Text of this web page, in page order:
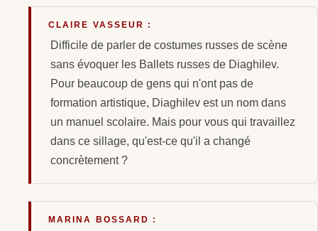
CLAIRE VASSEUR :
Difficile de parler de costumes russes de scène
sans évoquer les Ballets russes de Diaghilev.
Pour beaucoup de gens qui n'ont pas de
formation artistique, Diaghilev est un nom dans
un manuel scolaire. Mais pour vous qui travaillez
dans ce sillage, qu'est-ce qu'il a changé
concrètement ?
MARINA BOSSARD :